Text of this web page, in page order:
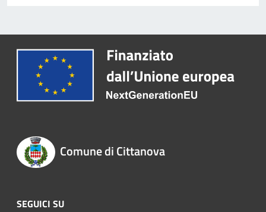
Comune di Cittanova
SEGUICI SU